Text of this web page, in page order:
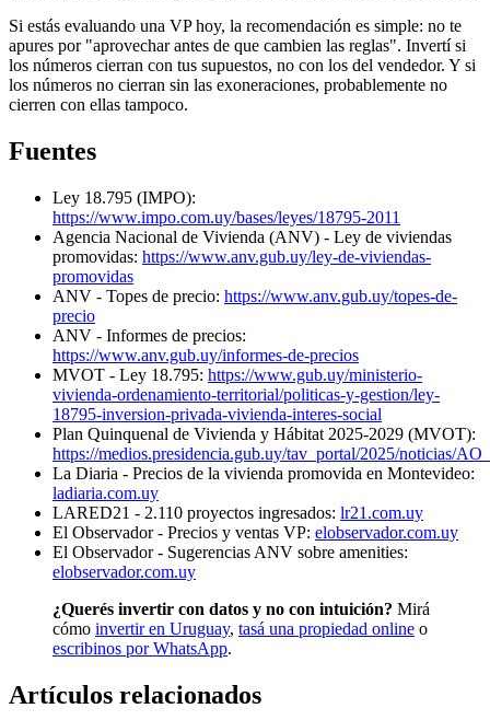
Si estás evaluando una VP hoy, la recomendación es simple: no te
apures por "aprovechar antes de que cambien las reglas". Invertí si
los números cierran con tus supuestos, no con los del vendedor. Y si
los números no cierran sin las exoneraciones, probablemente no
cierren con ellas tampoco.
Fuentes
Ley 18.795 (IMPO):
https://www.impo.com.uy/bases/leyes/18795-2011
Agencia Nacional de Vivienda (ANV) - Ley de viviendas
promovidas: https://www.anv.gub.uy/ley-de-viviendas-
promovidas
ANV - Topes de precio: https://www.anv.gub.uy/topes-de-
precio
ANV - Informes de precios:
https://www.anv.gub.uy/informes-de-precios
MVOT - Ley 18.795: https://www.gub.uy/ministerio-
vivienda-ordenamiento-territorial/politicas-y-gestion/ley-
18795-inversion-privada-vivienda-interes-social
Plan Quinquenal de Vivienda y Hábitat 2025-2029 (MVOT):
https://medios.presidencia.gub.uy/tav_portal/2025/noticias/
La Diaria - Precios de la vivienda promovida en Montevideo:
ladiaria.com.uy
LARED21 - 2.110 proyectos ingresados: lr21.com.uy
El Observador - Precios y ventas VP: elobservador.com.uy
El Observador - Sugerencias ANV sobre amenities:
elobservador.com.uy
¿Querés invertir con datos y no con intuición? Mirá
cómo invertir en Uruguay, tasá una propiedad online o
escribinos por WhatsApp.
Artículos relacionados